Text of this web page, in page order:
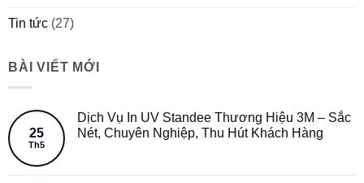
Tin tức (27)
BÀI VIẾT MỚI
25
Th5
Dịch Vụ In UV Standee Thương Hiệu 3M – Sắc
Nét, Chuyên Nghiệp, Thu Hút Khách Hàng